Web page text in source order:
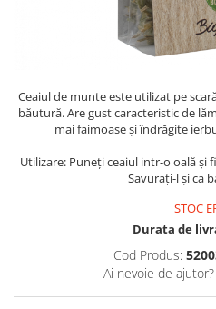
PRODUSE ECO / ORGANICE
COSMETICE
REMEDII NATURISTE
TOATE PRODUSELE
Ceaiul de munte este utilizat pe
băutură. Are gust caracteristic de
mai faimoase și îndrăgite
Utilizare: Puneți ceaiul intr-o oală și
Savurați-l și ca
STOC
Durata de
Cod Produs:
Ai nevoie de ajutor?